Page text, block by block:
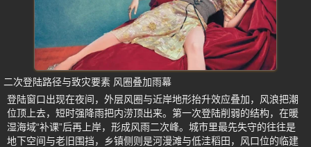
二次登陆路径与致灾要素 风圈叠加雨幕
登陆窗口出现在夜间，外层风圈与近岸地形抬升效应叠加，风浪把潮
位顶上去，短时强降雨把内涝顶出来。第一次登陆削弱的结构，在暖
湿海域“补课”后再上岸，形成风雨二次峰。城市里最先失守的往往是
地下空间与老旧围挡，乡镇侧则是河漫滩与低洼稻田，风口位的临建